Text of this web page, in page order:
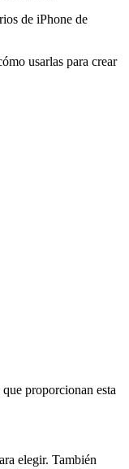
de iPhone de
usarlas para crear
proporcionan esta
elegir. También